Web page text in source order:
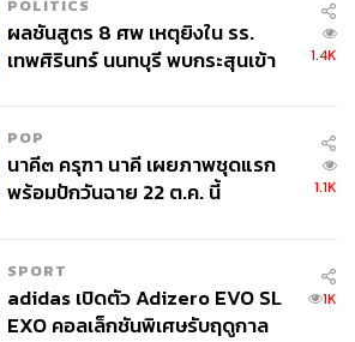
POLITICS
ผลชันสูตร 8 ศพ เหตุยิงใน รร.
เทพศิรินทร์ นนทบุรี พบกระสุนเข้า
1.4K
POP
นาคี๓ ครุฑา นาคี เผยภาพชุดแรก
พร้อมปักวันฉาย 22 ต.ค. นี้
1.1K
SPORT
adidas เปิดตัว Adizero EVO SL
EXO คอลเล็กชันพิเศษรับฤดูกาล
1K